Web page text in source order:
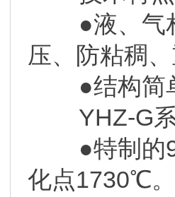
●液、气相
压、防粘稠
●结构简单
YHZ-G系
●特制的
化点1730℃。